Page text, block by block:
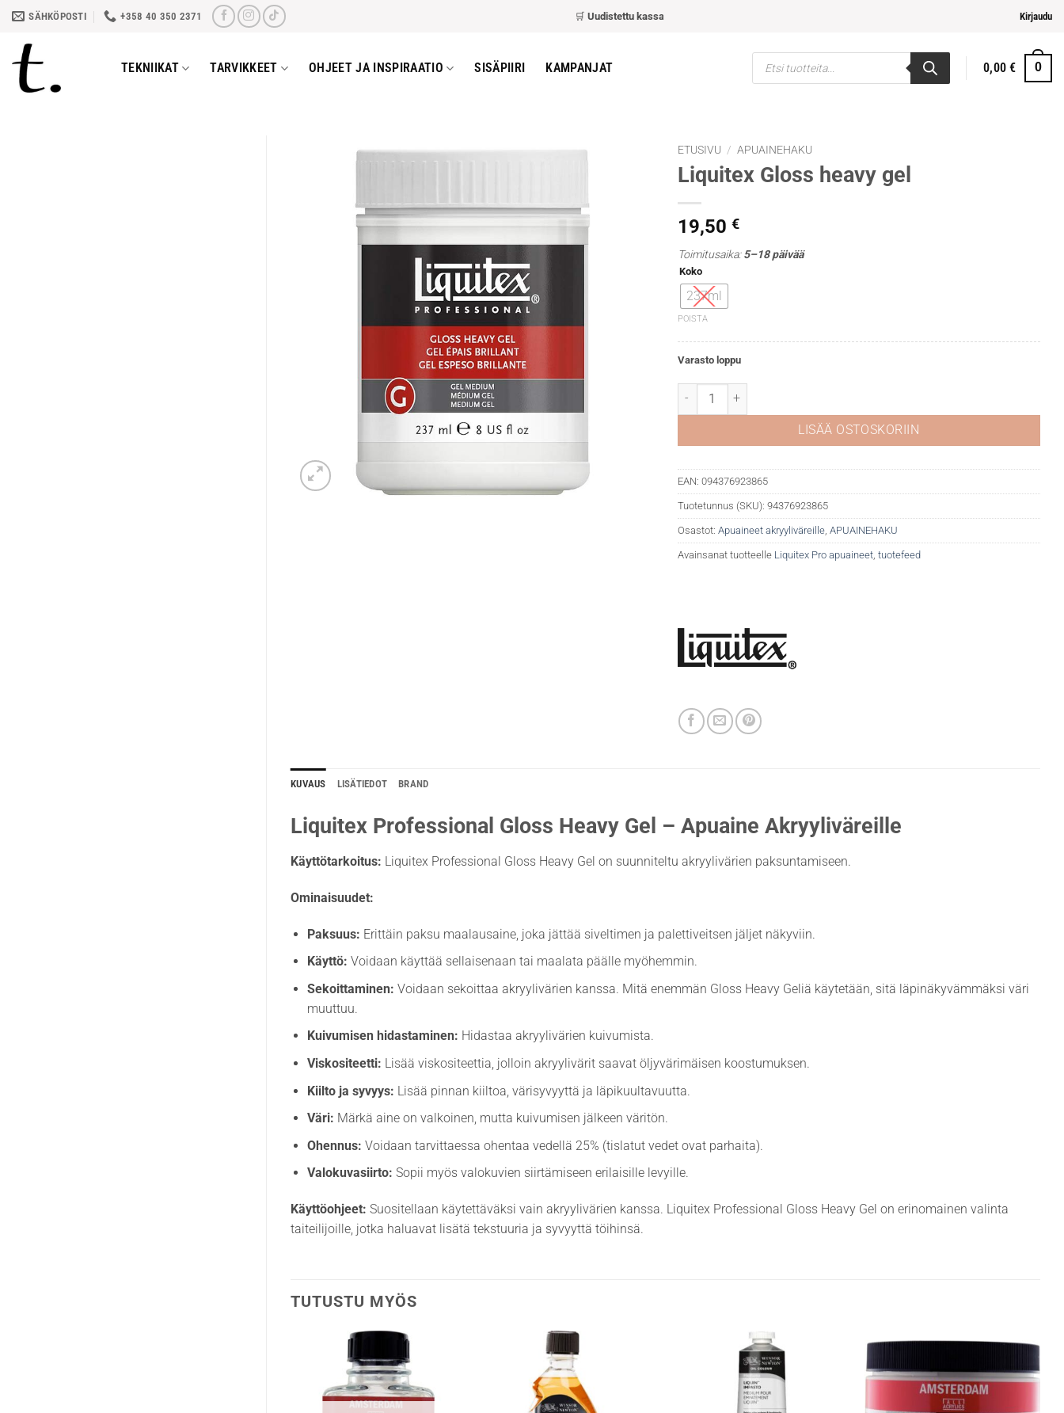
Skip
content
SÄHKÖPOSTI +358 40 350 2371 Uudistettu kassa– nopeampi ja helpompi maksaminen Kirjaudu
TEKNIIKAT TARVIKKEET OHJEET JA INSPIRAATIO SISÄPIIRI KAMPANJAT
Products
search
0,00€ 0
ETUSIVU / APUAINEHAKU
Liquitex Gloss heavy gel
19,50 €
Toimitusaika:5–18 päivää
Koko
237ml
POISTA
Varasto loppu
Liquitex Gloss heavy gel määrä
LISÄÄ OSTOSKORIIN
EAN: 094376923865
Tuotetunnus (SKU): 94376923865
Osastot: Apuaineet akryyliväreille, APUAINEHAKU
Avainsanat tuotteelle Liquitex Pro apuaineet, tuotefeed
KUVAUS LISÄTIEDOT BRAND
Liquitex Professional Gloss Heavy Gel – Apuaine Akryyliväreille
Käyttötarkoitus: Liquitex Professional Gloss Heavy Gel on suunniteltu akryylivärien paksuntamiseen.
Ominaisuudet:
Paksuus: Erittäin paksu maalausaine, joka jättää siveltimen ja palettiveitsen jäljet näkyviin.
Käyttö: Voidaan käyttää sellaisenaan tai maalata päälle myöhemmin.
Sekoittaminen: Voidaan sekoittaa akryylivärien kanssa. Mitä enemmän Gloss Heavy Geliä käytetään, sitä läpinäkyvämmäksi väri
muuttuu.
Kuivumisen hidastaminen: Hidastaa akryylivärien kuivumista.
Viskositeetti: Lisää viskositeettia, jolloin akryylivärit saavat öljyvärimäisen koostumuksen.
Kiilto ja syvyys: Lisää pinnan kiiltoa, värisyvyyttä ja läpikuultavuutta.
Väri: Märkä aine on valkoinen, mutta kuivumisen jälkeen väritön.
Ohennus: Voidaan tarvittaessa ohentaa vedellä 25% (tislatut vedet ovat parhaita).
Valokuvasiirto: Sopii myös valokuvien siirtämiseen erilaisille levyille.
Käyttöohjeet: Suositellaan käytettäväksi vain akryylivärien kanssa. Liquitex Professional Gloss Heavy Gel on erinomainen valinta
taiteilijoille, jotka haluavat lisätä tekstuuria ja syvyyttä töihinsä.
TUTUSTU MYÖS